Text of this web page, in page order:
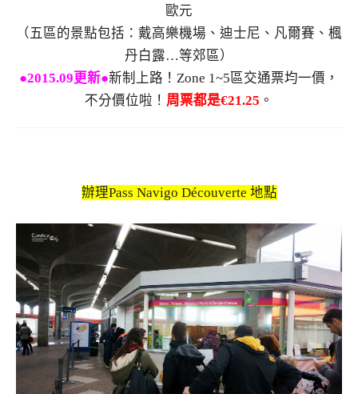
歐元
（五區的景點包括：戴高樂機場、迪士尼、凡爾賽、楓
丹白露…等郊區）
●2015.09更新●新制上路！Zone 1~5區交通票均一價，
不分價位啦！ 周票都是€21.25 。
辦理Pass Navigo Découverte 地點